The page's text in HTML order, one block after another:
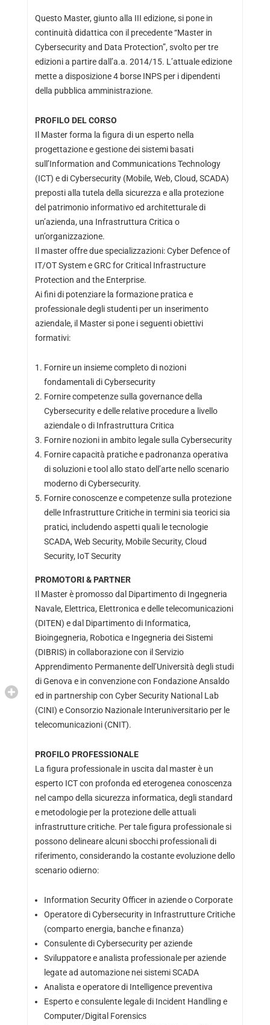
Questo Master, giunto alla III edizione, si pone in
continuità didattica con il precedente “Master in
Cybersecurity and Data Protection”, svolto per tre
edizioni a partire dall’a.a. 2014/15. L’attuale edizione
mette a disposizione 4 borse INPS per i dipendenti
della pubblica amministrazione.
PROFILO DEL CORSO
Il Master forma la figura di un esperto nella
progettazione e gestione dei sistemi basati
sull’Information and Communications Technology
(ICT) e di Cybersecurity (Mobile, Web, Cloud, SCADA)
preposti alla tutela della sicurezza e alla protezione
del patrimonio informativo ed architetturale di
un’azienda, una Infrastruttura Critica o
un’organizzazione.
Il master offre due specializzazioni: Cyber Defence of
IT/OT System e GRC for Critical Infrastructure
Protection and the Enterprise.
Ai fini di potenziare la formazione pratica e
professionale degli studenti per un inserimento
aziendale, il Master si pone i seguenti obiettivi
formativi:
Fornire un insieme completo di nozioni
fondamentali di Cybersecurity
Fornire competenze sulla governance della
Cybersecurity e delle relative procedure a livello
aziendale o di Infrastruttura Critica
Fornire nozioni in ambito legale sulla Cybersecurity
Fornire capacità pratiche e padronanza operativa
di soluzioni e tool allo stato dell’arte nello scenario
moderno di Cybersecurity.
Fornire conoscenze e competenze sulla protezione
delle Infrastrutture Critiche in termini sia teorici sia
pratici, includendo aspetti quali le tecnologie
SCADA, Web Security, Mobile Security, Cloud
Security, IoT Security
PROMOTORI & PARTNER
Il Master è promosso dal Dipartimento di Ingegneria
Navale, Elettrica, Elettronica e delle telecomunicazioni
(DITEN) e dal Dipartimento di Informatica,
Bioingegneria, Robotica e Ingegneria dei Sistemi
(DIBRIS) in collaborazione con il Servizio
Apprendimento Permanente dell’Università degli studi
di Genova e in convenzione con Fondazione Ansaldo
ed in partnership con Cyber Security National Lab
(CINI) e Consorzio Nazionale Interuniversitario per le
telecomunicazioni (CNIT).
PROFILO PROFESSIONALE
La figura professionale in uscita dal master è un
esperto ICT con profonda ed eterogenea conoscenza
nel campo della sicurezza informatica, degli standard
e metodologie per la protezione delle attuali
infrastrutture critiche. Per tale figura professionale si
possono delineare alcuni sbocchi professionali di
riferimento, considerando la costante evoluzione dello
scenario odierno:
Information Security Officer in aziende o Corporate
Operatore di Cybersecurity in Infrastrutture Critiche
(comparto energia, banche e finanza)
Consulente di Cybersecurity per aziende
Sviluppatore e analista professionale per aziende
legate ad automazione nei sistemi SCADA
Analista e operatore di Intelligence preventiva
Esperto e consulente legale di Incident Handling e
Computer/Digital Forensics